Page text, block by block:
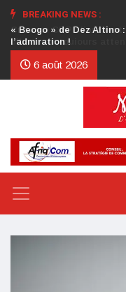
BREAKING NEWS :
Crise au CDP :
d’honneur toujours
6 août 2026